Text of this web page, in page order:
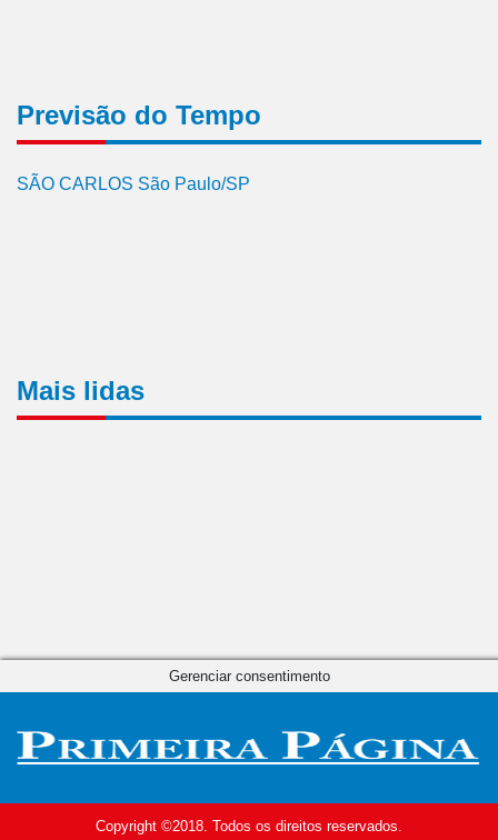
Previsão do Tempo
SÃO CARLOS São Paulo/SP
Mais lidas
Copyright ©2018. Todos os direitos reservados.
Gerenciar consentimento